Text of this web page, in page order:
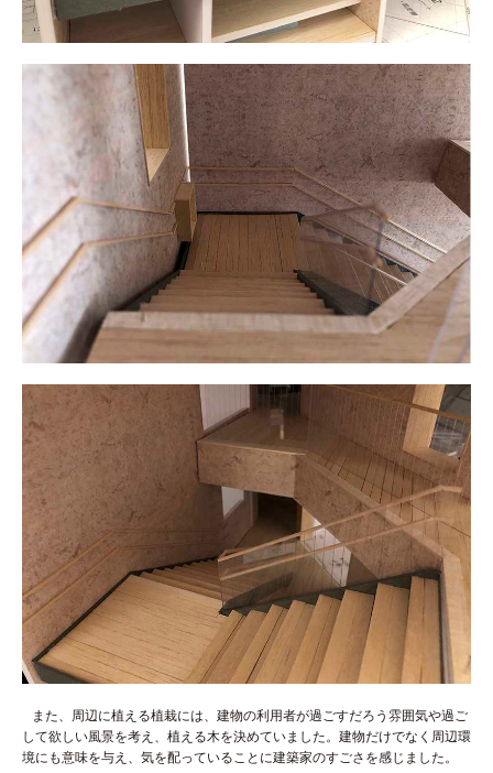
また、周辺に植える植栽には、建物の利用者が過ごすだろう雰囲気や過ご
して欲しい風景を考え、植える木を決めていました。建物だけでなく周辺環
境にも意味を与え、気を配っていることに建築家のすごさを感じました。